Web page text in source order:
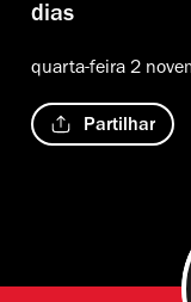
dias
quarta-feira 2
Partilhar